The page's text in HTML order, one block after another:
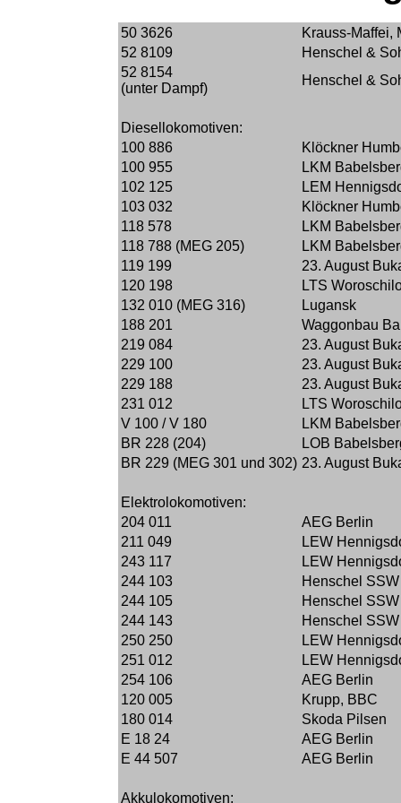
50 3626
Krauss-Maffei,
52 8109
Henschel &
52 8154
(unter Dampf)
Henschel &
Diesellokomotiven:
100 886
Klöckner
100 955
LKM
102 125
LEM
103 032
Klöckner
118 578
LKM
118 788 (MEG 205)
LKM
119 199
23. August
120 198
LTS
132 010 (MEG 316)
Lugansk
188 201
Waggonbau
219 084
23. August
229 100
23. August
229 188
23. August
231 012
LTS
V 100 / V 180
LKM
BR 228 (204)
LOB
BR 229 (MEG 301 und 302) 23. August
Elektrolokomotiven:
204 011
AEG Berlin
211 049
LEW
243 117
LEW
244 103
Henschel SSW
244 105
Henschel SSW
244 143
Henschel SSW
250 250
LEW
251 012
LEW
254 106
AEG Berlin
120 005
Krupp, BBC
180 014
Skoda Pilsen
E 18 24
AEG Berlin
E 44 507
AEG Berlin
Akkulokomotiven: